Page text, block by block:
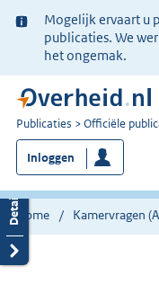
Ter
informatie:
Mogelijk ervaart u
publicaties. We
het ongemak.
U
bent
nu
hier:
Publicaties Officiële
Inloggen
Home Kamervragen